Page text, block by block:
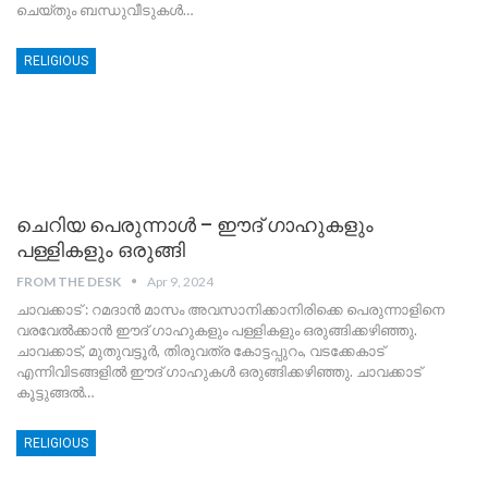
ചെയ്തും ബന്ധുവീടുകള്‍…
RELIGIOUS
ചെറിയ പെരുന്നാൾ – ഈദ് ഗാഹുകളും
പള്ളികളും ഒരുങ്ങി
FROM THE DESK Apr 9, 2024
ചാവക്കാട് : റമദാൻ മാസം അവസാനിക്കാനിരിക്കെ പെരുന്നാളിനെ
വരവേൽക്കാൻ ഈദ് ഗാഹുകളും പള്ളികളും ഒരുങ്ങിക്കഴിഞ്ഞു.
ചാവക്കാട്, മുതുവട്ടൂർ, തിരുവത്ര കോട്ടപ്പുറം, വടക്കേകാട്
എന്നിവിടങ്ങളിൽ ഈദ് ഗാഹുകൾ ഒരുങ്ങിക്കഴിഞ്ഞു. ചാവക്കാട്
കൂട്ടുങ്ങൽ…
RELIGIOUS